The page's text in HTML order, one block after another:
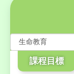
課程目標